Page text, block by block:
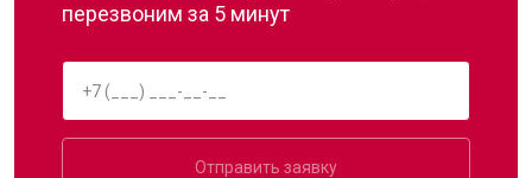
перезвоним за 5 минут
Отправить заявку